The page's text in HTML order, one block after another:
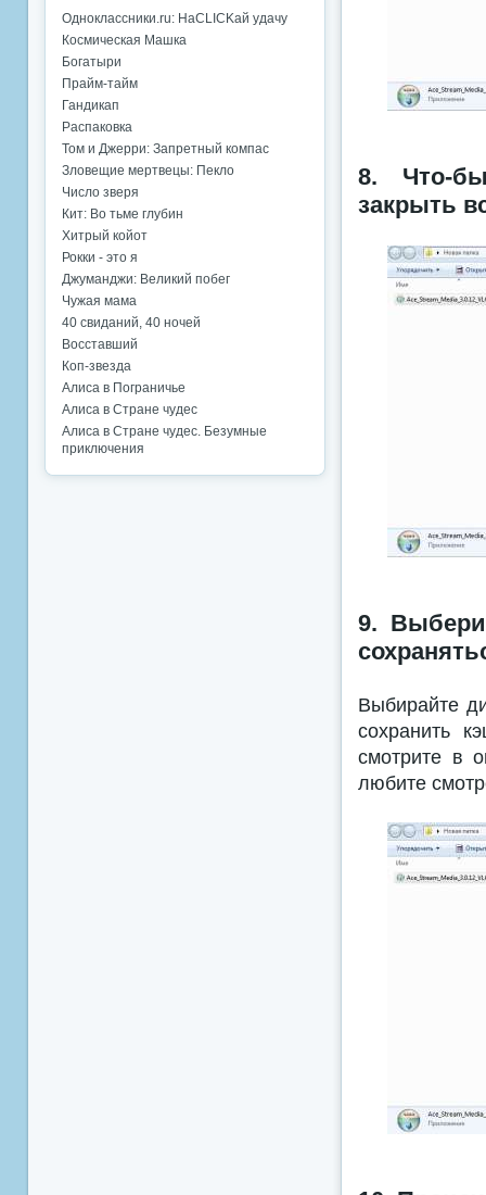
8. Что-
закрыть
9.
Выбирайте
сохранить
смотрите в
любите
Одноклассники.ru: НаCLICKай удачу
Космическая Машка
Богатыри
Прайм-тайм
Гандикап
Распаковка
Том и Джерри: Запретный компас
Зловещие мертвецы: Пекло
Число зверя
Кит: Во тьме глубин
Хитрый койот
Рокки - это я
Джуманджи: Великий побег
Чужая мама
40 свиданий, 40 ночей
Восставший
Коп-звезда
Алиса в Пограничье
Алиса в Стране чудес
Алиса в Стране чудес. Безумные
приключения